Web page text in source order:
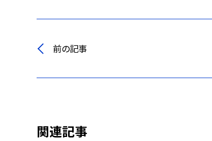
前の記事
関連記事